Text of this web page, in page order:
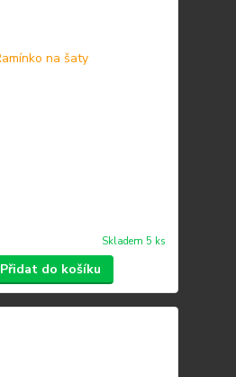
Skladem 5 ks
Přidat do košíku